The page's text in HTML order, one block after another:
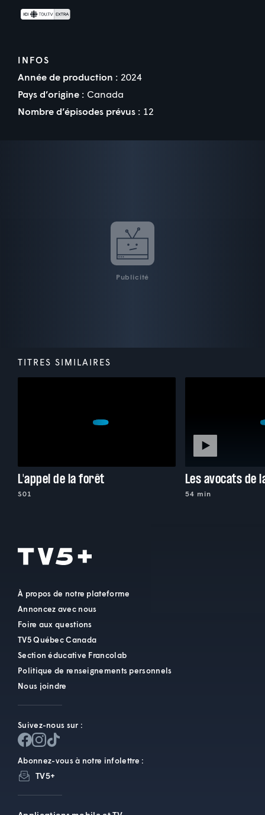
INFOS
Année de production : 2024
Pays d’origine : Canada
Nombre d’épisodes prévus : 12
Publicité
TITRES SIMILAIRES
L'appel de la forêt
S01
Les avocats de
54 min
À propos de notre plateforme
Annoncez avec nous
Foire aux questions
TV5 Québec Canada
Section éducative Francolab
Politique de renseignements personnels
Nous joindre
Suivez-nous sur :
Abonnez-vous à notre infolettre :
TV5+